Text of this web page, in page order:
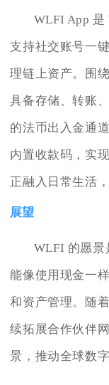
WLFI App 是
支持社交账号一
理链上资产。围
具备存储、转账
的法币出入金通
内置收款码，实
正融入日常生活
展望
WLFI 的愿景
能像使用现金一
和资产管理。随
续拓展合作伙伴
景，推动全球数